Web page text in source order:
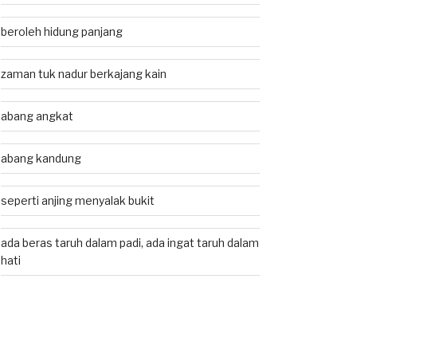
beroleh hidung panjang
zaman tuk nadur berkajang kain
abang angkat
abang kandung
seperti anjing menyalak bukit
ada beras taruh dalam padi, ada ingat taruh dalam
hati